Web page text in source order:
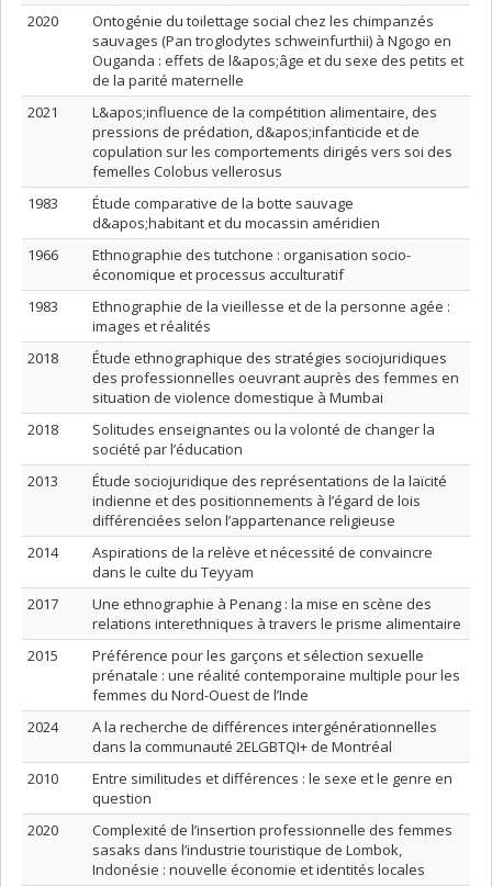
2020
Ontogénie du toilettage social chez les chimpanzés
sauvages (Pan troglodytes schweinfurthii) à Ngogo en
Ouganda : effets de l&apos;âge et du sexe des petits et
de la parité maternelle
2021
L&apos;influence de la compétition alimentaire, des
pressions de prédation, d&apos;infanticide et de
copulation sur les comportements dirigés vers soi des
femelles Colobus vellerosus
1983
Étude comparative de la botte sauvage
d&apos;habitant et du mocassin améridien
1966
Ethnographie des tutchone : organisation socio-
économique et processus acculturatif
1983
Ethnographie de la vieillesse et de la personne agée :
images et réalités
2018
Étude ethnographique des stratégies sociojuridiques
des professionnelles oeuvrant auprès des femmes en
situation de violence domestique à Mumbai
2018
Solitudes enseignantes ou la volonté de changer la
société par l’éducation
2013
Étude sociojuridique des représentations de la laïcité
indienne et des positionnements à l’égard de lois
différenciées selon l’appartenance religieuse
2014
Aspirations de la relève et nécessité de convaincre
dans le culte du Teyyam
2017
Une ethnographie à Penang : la mise en scène des
relations interethniques à travers le prisme alimentaire
2015
Préférence pour les garçons et sélection sexuelle
prénatale : une réalité contemporaine multiple pour les
femmes du Nord-Ouest de l’Inde
2024
A la recherche de différences intergénérationnelles
dans la communauté 2ELGBTQI+ de Montréal
2010
Entre similitudes et différences : le sexe et le genre en
question
2020
Complexité de l’insertion professionnelle des femmes
sasaks dans l’industrie touristique de Lombok,
Indonésie : nouvelle économie et identités locales